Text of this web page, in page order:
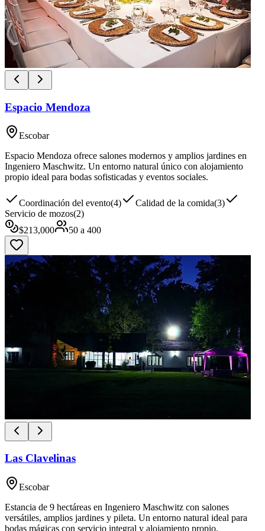
Espacio Mendoza
Escobar
Espacio Mendoza ofrece salones modernos y amplios jardines en
Ingeniero Maschwitz. Un entorno natural único con alojamiento
propio ideal para bodas sofisticadas y eventos sociales.
Coordinación del evento(4) Calidad de la comida(3)
Servicio de mozos(2)
$213,000 50 a 400
Las Clavelinas
Escobar
Estancia de 9 hectáreas en Ingeniero Maschwitz con salones
versátiles, amplios jardines y pileta. Un entorno natural ideal para
bodas mágicas con servicio integral y alojamiento propio.